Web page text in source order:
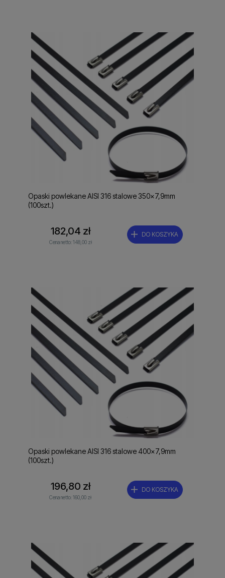
Opaski powlekane AISI 316 stalowe 350x7,9mm
(100szt.)
182,04 zł
Cena netto:148,00 zł
DO KOSZYKA
Opaski powlekane AISI 316 stalowe 400x7,9mm
(100szt.)
196,80 zł
Cena netto:160,00 zł
DO KOSZYKA